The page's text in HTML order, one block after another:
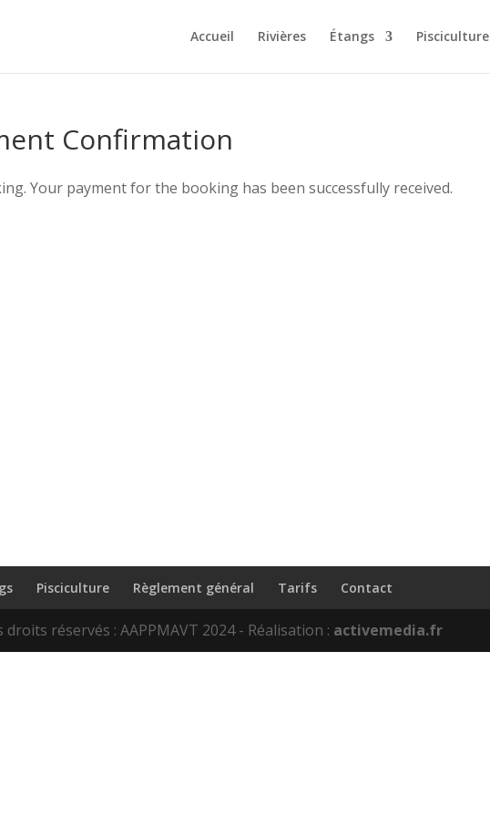
Accueil Rivières Étangs Pisciculture
Confirmation
Your payment for the booking has been successfully received.
Pisciculture Règlement général Tarifs Contact
droits réservés : AAPPMAVT 2024 - Réalisation : activemedia.fr